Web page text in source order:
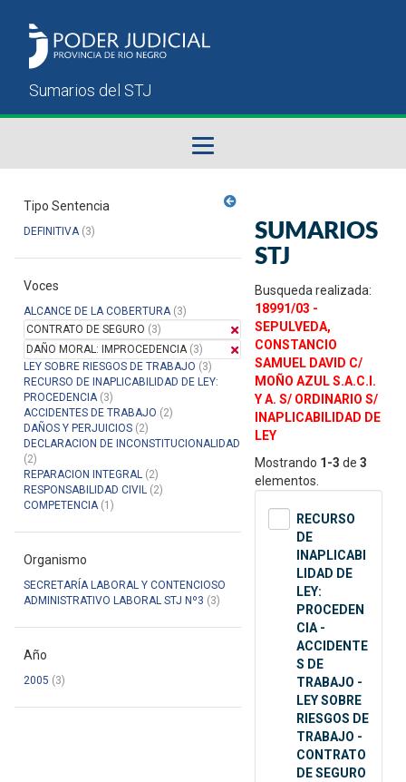
Sumarios del STJ
Manual del Usuario
Tipo Sentencia
DEFINITIVA(3)
Voces
ALCANCE DE LA COBERTURA(3)
CONTRATO DE SEGURO (3)
DAÑO MORAL: IMPROCEDENCIA(3)
LEY SOBRE RIESGOS DE TRABAJO (3)
RECURSO DE INAPLICABILIDAD DE LEY:
PROCEDENCIA(3)
ACCIDENTES DE TRABAJO (2)
DAÑOS Y PERJUICIOS (2)
DECLARACION DE INCONSTITUCIONALIDAD
(2)
REPARACION INTEGRAL (2)
RESPONSABILIDAD CIVIL (2)
COMPETENCIA(1)
Organismo
SECRETARÍA LABORAL Y CONTENCIOSO
ADMINISTRATIVO LABORAL STJ Nº3 (3)
Año
2005 (3)
SUMARIOS
STJ
Busqueda realizada:
18991/03 -
SEPULVEDA,
CONSTANCIO
SAMUEL DAVID C/
MOÑO AZUL S.A.C.I.
Y A. S/ ORDINARIO S/
INAPLICABILIDAD DE
LEY
Mostrando 1-3 de 3
elementos.
RECURSO
DE
INAPLICABI
LIDAD DE
LEY:
PROCEDEN
CIA -
ACCIDENTE
S DE
TRABAJO -
LEY SOBRE
RIESGOS DE
TRABAJO -
CONTRATO
DE SEGURO